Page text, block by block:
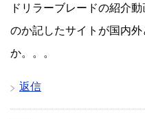
ドリラーブレードの紹介
のか記したサイトが国内
か。。。
返信